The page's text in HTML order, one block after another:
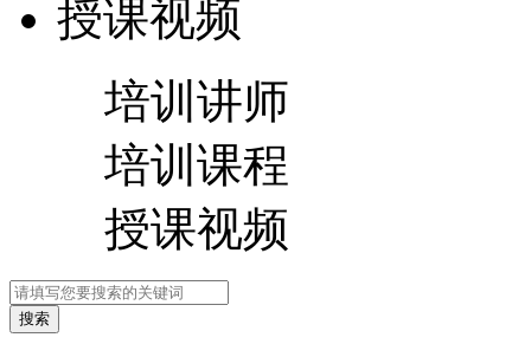
授课视频
培训讲师
培训课程
授课视频